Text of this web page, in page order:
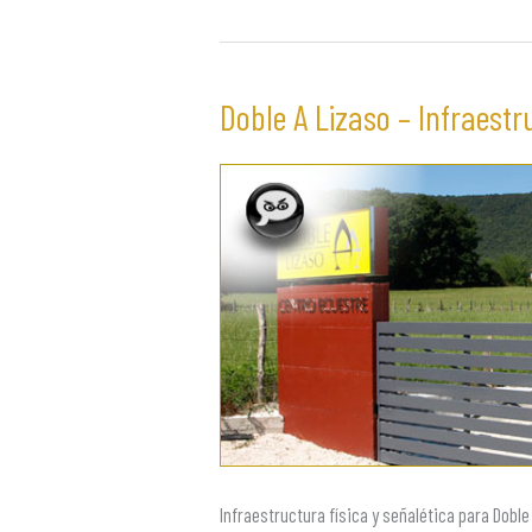
Doble A Lizaso –
Infraestructura física y señalética para
Doble
Infraestructura
física